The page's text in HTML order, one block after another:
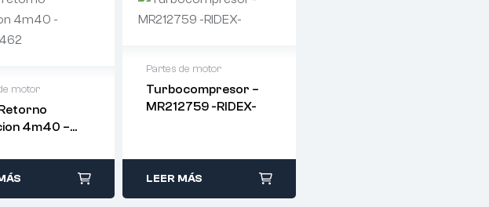
motor
4m40 –
Partes de motor
Turbocompresor –
MR212759 -RIDEX-
LEER MÁS